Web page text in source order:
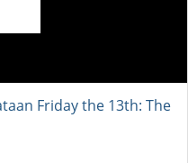
Friday the 13th: The